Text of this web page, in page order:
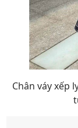
Chân váy xếp